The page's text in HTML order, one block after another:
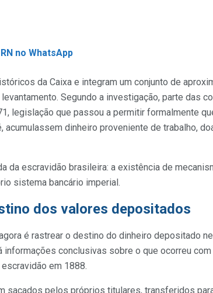
no WhatsApp
da Caixa e integram um conjunto de
Segundo a investigação, parte das
legislação que passou a permitir formalmente
dinheiro proveniente de trabalho,
da escravidão brasileira: a existência de
sistema bancário imperial.
dos valores depositados
é rastrear o destino do dinheiro depositado
informações conclusivas sobre o que ocorreu
em 1888.
sacados pelos próprios titulares, transferidos